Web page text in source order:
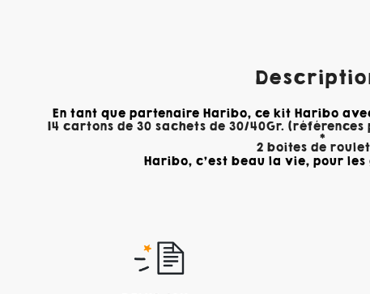
En tant que partenaire Haribo, ce kit Haribo
14 cartons de 30 sachets de 30/40Gr.
*
2 boites de
Haribo, c'est beau la vie, pour les